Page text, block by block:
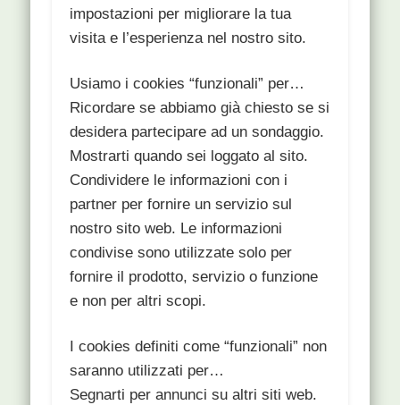
impostazioni per migliorare la tua
visita e l’esperienza nel nostro sito.
Usiamo i cookies “funzionali” per…
Ricordare se abbiamo già chiesto se si
desidera partecipare ad un sondaggio.
Mostrarti quando sei loggato al sito.
Condividere le informazioni con i
partner per fornire un servizio sul
nostro sito web. Le informazioni
condivise sono utilizzate solo per
fornire il prodotto, servizio o funzione
e non per altri scopi.
I cookies definiti come “funzionali” non
saranno utilizzati per…
Segnarti per annunci su altri siti web.